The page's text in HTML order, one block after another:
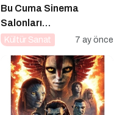
Bu Cuma Sinema
Salonları
Hareketleniyor: 26 Aralık
Açıklandı
Kültür Sanat 7 ay önce